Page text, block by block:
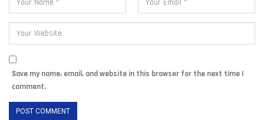
Save my name, email, and website in this browser for the next time I
comment.